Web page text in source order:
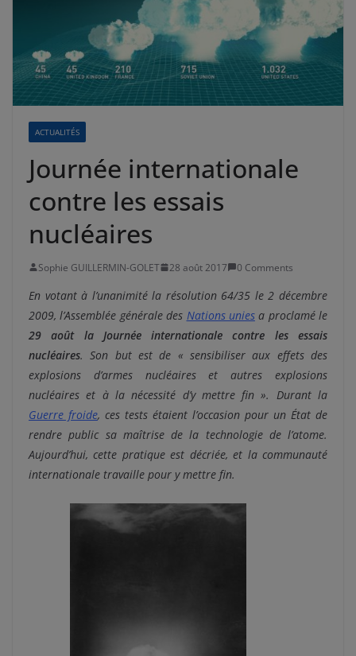
ACTUALITÉS
Journée internationale
contre les essais
nucléaires
Sophie GUILLERMIN-GOLET 28 août 2017 0 Comments
En votant à l’unanimité la résolution 64/35 le 2 décembre
2009, l’Assemblée générale des Nations uniesa proclamé le
29 août la Journée internationale contre les essais
nucléaires. Son but est de « sensibiliser aux effets des
explosions d’armes nucléaires et autres explosions
nucléaires et à la nécessité d’y mettre fin ». Durant la
Guerre froide, ces tests étaient l’occasion pour un État de
rendre public sa maîtrise de la technologie de l’atome.
Aujourd’hui, cette pratique est décriée, et la communauté
internationale travaille pour y mettre fin.